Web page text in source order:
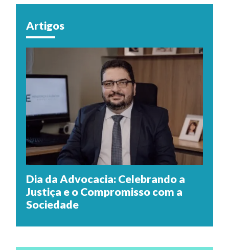
Artigos
Dia da Advocacia: Celebrando a
Justiça e o Compromisso com a
Sociedade